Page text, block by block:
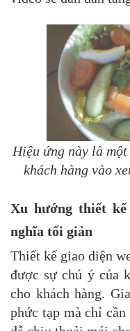
Hiệu ứng này là
khách hàng vào
Xu hướng thiết kế
nghĩa tối giản
Thiết kế giao diện
được sự chú ý của
cho khách hàng.
phức tạp mà chỉ